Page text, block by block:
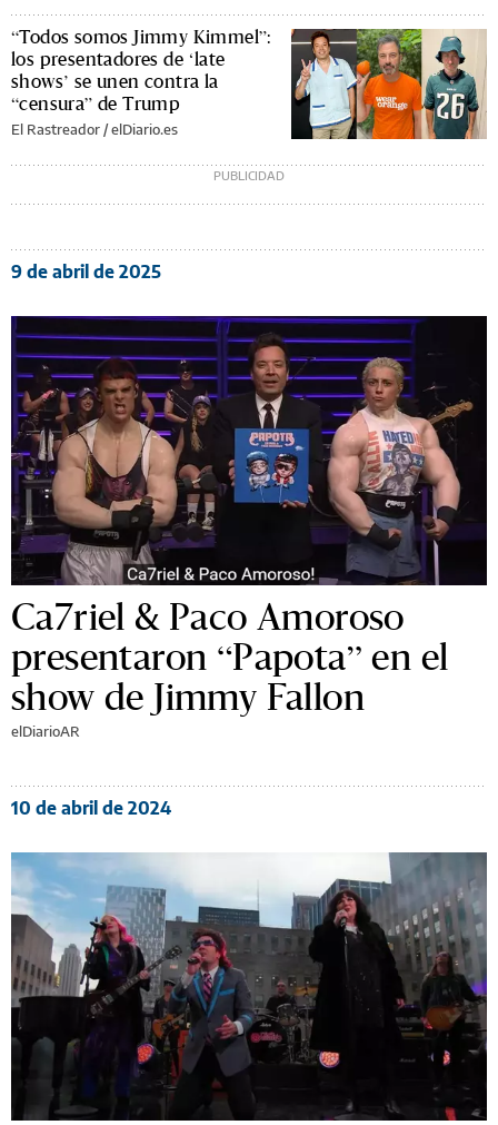
“Todos somos Jimmy Kimmel”:
los presentadores de ‘late
shows’ se unen contra la
“censura” de Trump
El Rastreador / elDiario.es
9 de abril de 2025
Ca7riel & Paco Amoroso
presentaron “Papota” en el
show de Jimmy Fallon
elDiarioAR
10 de abril de 2024